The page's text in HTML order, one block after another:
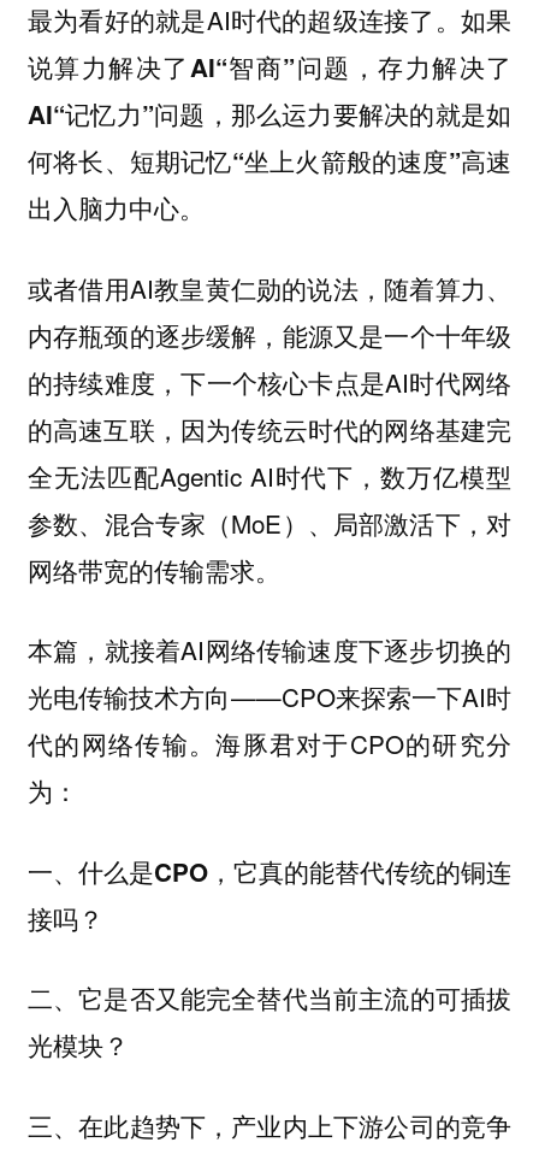
最为看好的就是AI时代的超级连接了。如果
说算力解决了AI“智商”问题，存力解决了
AI“记忆力”问题，那么运力要解决的就是如
何将长、短期记忆“坐上火箭般的速度”高速
出入脑力中心。
或者借用AI教皇黄仁勋的说法，随着算力、
内存瓶颈的逐步缓解，能源又是一个十年级
的持续难度，下一个核心卡点是AI时代网络
的高速互联 ，因为传统云时代的网络基建完
全无法匹配Agentic AI时代下，数万亿模型
参数、混合专家（MoE）、局部激活下，对
网络带宽的传输需求。
本篇，就接着AI网络传输速度下逐步切换的
光电传输技术方向——CPO来探索一下AI时
代的网络传输。海豚君对于CPO的研究分
为：
一、什么是CPO，它真的能替代传统的铜连
接吗？
二、它是否又能完全替代当前主流的可插拔
光模块？
三、在此趋势下，产业内上下游公司的竞争